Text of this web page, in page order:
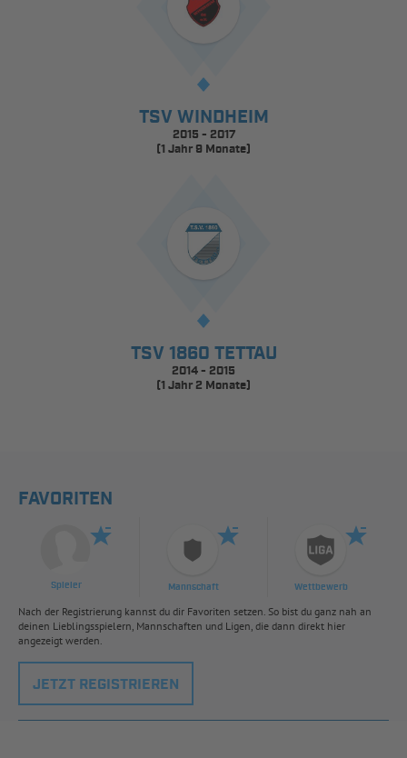
TSV WINDHEIM
2015 - 2017
(1 Jahr 9 Monate)
TSV 1860 TETTAU
2014 - 2015
(1 Jahr 2 Monate)
FAVORITEN
Spieler Mannschaft Wettbewerb
Nach der Registrierung kannst du dir Favoriten setzen. So bist du ganz nah an
deinen Lieblingsspielern, Mannschaften und Ligen, die dann direkt hier
angezeigt werden.
JETZT REGISTRIEREN